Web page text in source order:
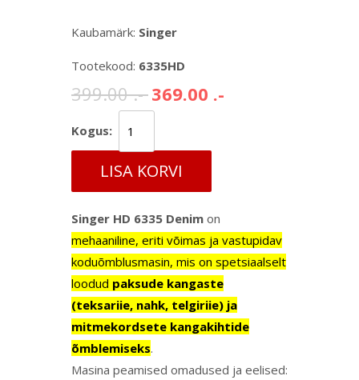
Kaubamärk: Singer
Tootekood: 6335HD
399.00 .-369.00 .-
Kogus:
LISA KORVI
Singer HD 6335 Denim on
mehaaniline, eriti võimas ja vastupidav
koduõmblusmasin, mis on spetsiaalselt
loodud paksude kangaste
(teksariie, nahk, telgiriie) ja
mitmekordsete kangakihtide
õmblemiseks.
Masina peamised omadused ja eelised: